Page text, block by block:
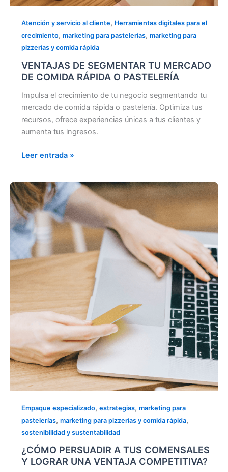
Atención y servicio al cliente, Herramientas digitales para el
crecimiento, marketing para pastelerías, marketing para
pizzerías y comida rápida
VENTAJAS DE SEGMENTAR TU MERCADO
DE COMIDA RÁPIDA O PASTELERÍA
Impulsa el crecimiento de tu negocio segmentando tu
mercado de comida rápida o pastelería. Optimiza tus
recursos, ofrece experiencias únicas a tus clientes y
aumenta tus ingresos.
Leer entrada »
Empaque especializado, estrategias, marketing para
pastelerías, marketing para pizzerías y comida rápida,
sostenibilidad y sustentabilidad
¿CÓMO PERSUADIR A TUS COMENSALES
Y LOGRAR UNA VENTAJA COMPETITIVA?
¿CÓMO
PERSUADIR
A
TUS
COMENSALES
LOGRAR
UNA
VENTAJA
COMPETITIVA?